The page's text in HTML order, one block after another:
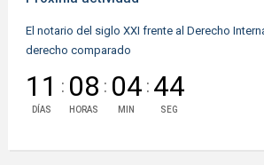
El notario del siglo XXI frente al Derecho
derecho comparado
11
DÍAS
: 08
HORAS
: 04
MIN
: 44
SEG